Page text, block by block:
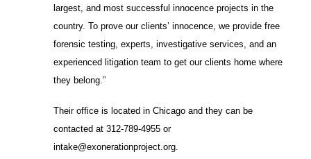
largest, and most successful innocence projects in the
country. To prove our clients’ innocence, we provide free
forensic testing, experts, investigative services, and an
experienced litigation team to get our clients home where
they belong.”
Their office is located in Chicago and they can be
contacted at 312-789-4955 or
intake@exonerationproject.org.